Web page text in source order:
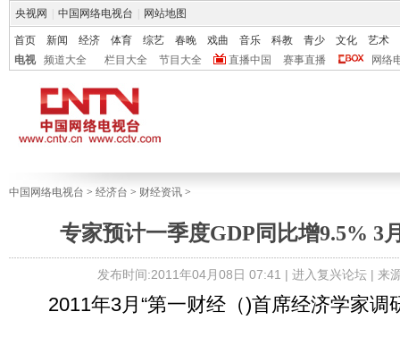
央视网 中国网络电视台 网站地图
首页 新闻 经济 体育 综艺 春晚 戏曲 音乐 科教 青少 文化
艺术
电视
频道大全 栏目大全 节目大全 直播中国 赛事直播 网络
中国网络电视台 > 经济台 > 财经资讯 >
专家预计一季度GDP同比增9.5% 3
发布时间:2011年04月08日 07:41 | 进入复兴论坛| 来
2011年3月“第一财经（)首席经济学家调